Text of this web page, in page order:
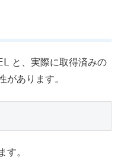
と、実際に取得済みの
があります。
す。